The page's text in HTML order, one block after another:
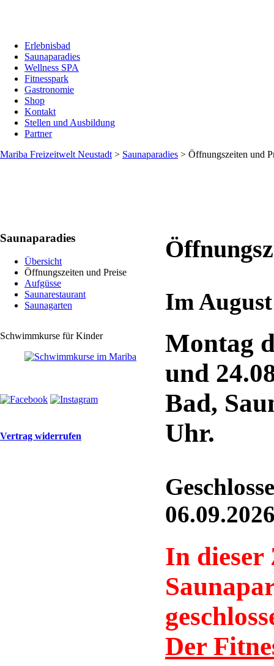
Erlebnisbad
Saunaparadies
Wellness SPA
Fitnesspark
Gastronomie
Shop
Kontakt
Stellen und Ausbildung
Partner
Mariba Freizeitwelt Neustadt > Saunaparadies > Öffnungszeiten und
Saunaparadies
Übersicht
Öffnungszeiten und Preise
Aufgüsse
Saunarestaurant
Saunagarten
Schwimmkurse für Kinder
Vertrag widerrufen
Im
Montag
und
Bad,
Uhr.
In dieser
Der